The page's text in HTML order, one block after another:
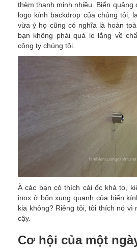
thèm thanh minh nhiều. Biển quảng
logo kính backdrop của chúng tôi,
vừa ý họ cũng có nghĩa là hoàn
bạn không phải quá lo lắng về
công ty chúng tôi.
À các bạn có thích cái ốc khá to,
inox ở bốn xung quanh của biển
kia không? Riêng tôi, tôi thích nó vì
cậy.
Cơ hội của một